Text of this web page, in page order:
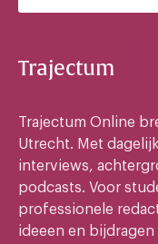
Trajectum
Trajectum Online
Utrecht. Met
interviews,
podcasts. Voor
professionele
ideeen en